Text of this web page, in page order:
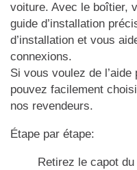
voiture. Avec le boîtier,
guide d’installation
d’installation et vous
connexions.
Si vous voulez de
pouvez facilement
nos revendeurs.
Étape par étape:
Retirez le capot du